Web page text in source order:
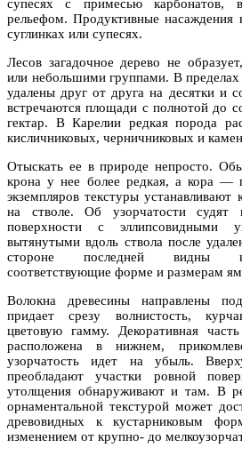
супесях с примесью карбонатов,
рельефом. Продуктивные насаждения
суглинках или супесях.
Лесов загадочное дерево не
или небольшими группами. В
удалены друг от друга на десятки и
встречаются площади с полнотой до
гектар. В Карелии редкая порода
кисличниковых, черничниковых и
Отыскать ее в природе непросто.
крона у нее более редкая, а кора —
экземпляров текстуры устанавливают
на стволе. Об узорчатости судят
поверхности с эллипсовидными
вытянутыми вдоль ствола после
стороне последней видны
соответствующие форме и размерам
Волокна древесины направлены
придает срезу волнистость,
цветовую гамму. Декоративная
расположена в нижнем,
узорчатость идет на убыль.
преобладают участки ровной
утолщения обнаруживают и там. В
орнаментальной текстурой может
древовидных к кустарниковым
изменением от крупно- до